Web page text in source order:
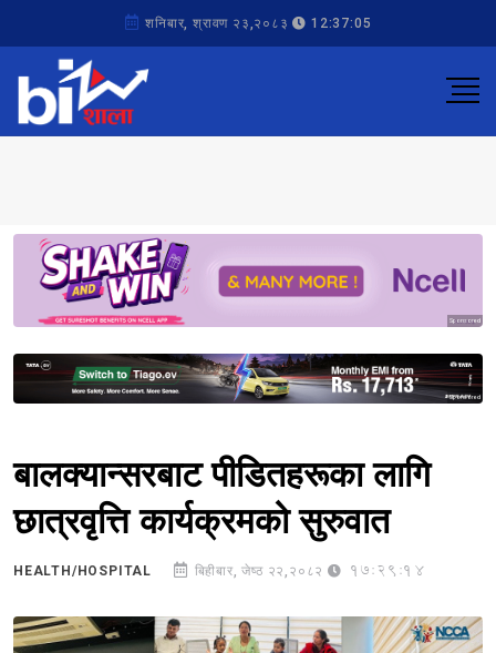
शनिबार, श्रावण २३,२०८३ 12:37:05
Sponsored
Sponsored
बालक्यान्सरबाट पीडितहरूका लागि
छात्रवृत्ति कार्यक्रमको सुरुवात
HEALTH/HOSPITAL बिहीबार, जेष्ठ २२,२०८२ 17:29:14